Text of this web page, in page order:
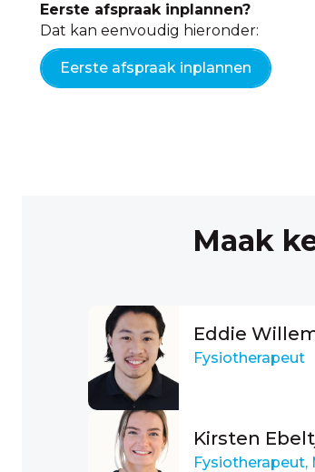
Eerste afspraak inplannen?
Dat kan eenvoudig hieronder:
Eerste afspraak inplannen
Maak
Eddie
Fysiotherapeut
Kirsten
Fysiotherapeut,